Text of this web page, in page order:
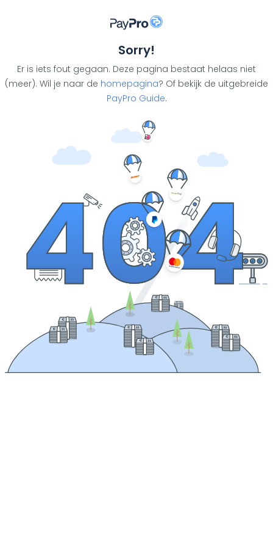
Sorry!
Er is iets fout gegaan. Deze pagina bestaat helaas niet
(meer). Wil je naar de homepagina? Of bekijk de uitgebreide
PayPro Guide.